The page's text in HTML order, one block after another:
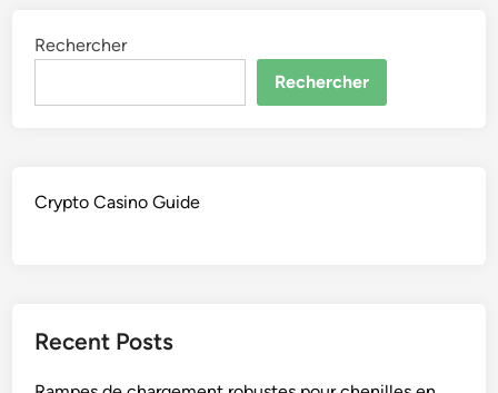
Rechercher
Rechercher
Crypto Casino Guide
Recent Posts